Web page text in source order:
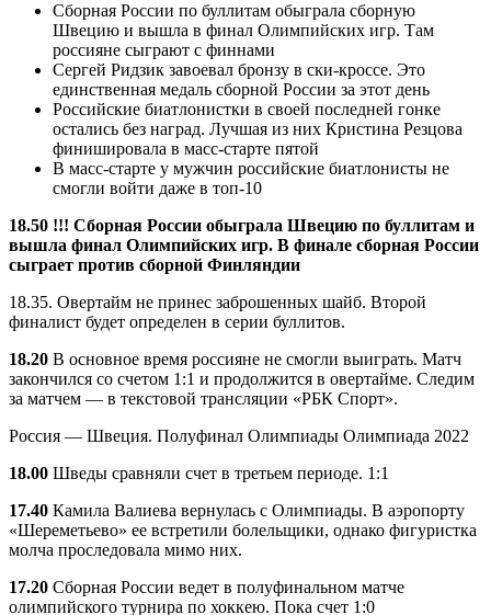
Сборная России по буллитам обыграла сборную
Швецию и вышла в финал Олимпийских игр. Там
россияне сыграют с финнами
Сергей Ридзик завоевал бронзу в ски-кроссе. Это
единственная медаль сборной России за этот день
Российские биатлонистки в своей последней гонке
остались без наград. Лучшая из них Кристина Резцова
финишировала в масс-старте пятой
В масс-старте у мужчин российские биатлонисты не
смогли войти даже в топ-10
18.50 !!! Сборная России обыграла Швецию по буллитам и
вышла финал Олимпийских игр. В финале сборная России
сыграет против сборной Финляндии
18.35. Овертайм не принес заброшенных шайб. Второй
финалист будет определен в серии буллитов.
18.20 В основное время россияне не смогли выиграть. Матч
закончился со счетом 1:1 и продолжится в овертайме. Следим
за матчем — в текстовой трансляции «РБК Спорт».
Россия — Швеция. Полуфинал Олимпиады Олимпиада 2022
18.00 Шведы сравняли счет в третьем периоде. 1:1
17.40 Камила Валиева вернулась с Олимпиады. В аэропорту
«Шереметьево» ее встретили болельщики, однако фигуристка
молча проследовала мимо них.
17.20 Сборная России ведет в полуфинальном матче
олимпийского турнира по хоккею. Пока счет 1:0